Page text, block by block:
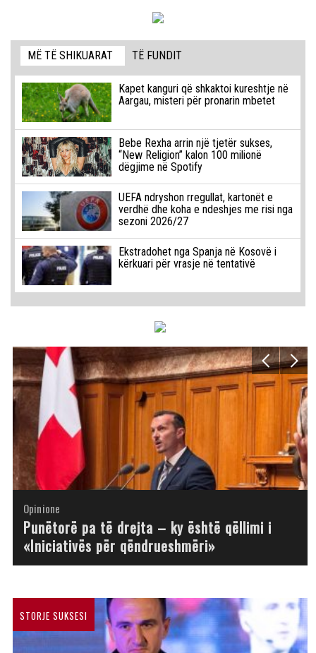
MË TË SHIKUARAT TË FUNDIT
Kapet kanguri që shkaktoi kureshtje në
Aargau, misteri për pronarin mbetet
Bebe Rexha arrin një tjetër sukses,
“New Religion” kalon 100 milionë
dëgjime në Spotify
UEFA ndryshon rregullat, kartonët e
verdhë dhe koha e ndeshjes me risi nga
sezoni 2026/27
Ekstradohet nga Spanja në Kosovë i
kërkuari për vrasje në tentativë
Opinione
Opinione
Punëtorë pa të drejta – ky është qëllimi i
«Iniciativës për qëndrueshmëri»
Opinione
Opinione
Opinione
Opinione
Opinione
Opinione
STORJE SUKSESI